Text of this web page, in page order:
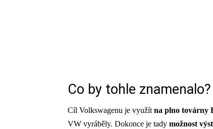
Co by tohle znamenalo?
Cíl Volkswagenu je využít na plno továrny
VW vyráběly. Dokonce je tady možnost